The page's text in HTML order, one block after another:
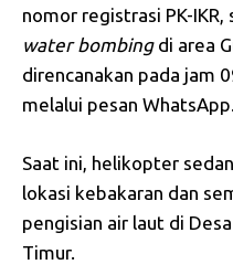
nomor registrasi PK-
water bombingdi area
direncanakan pada jam
melalui pesan WhatsApp.
Saat ini, helikopter
lokasi kebakaran dan
pengisian air laut di
Timur.